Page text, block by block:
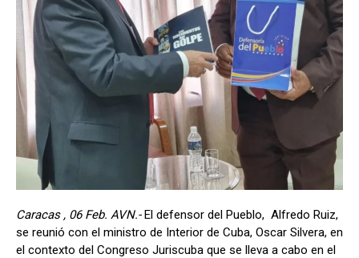
Caracas , 06 Feb. AVN.-El defensor del Pueblo, Alfredo Ruiz,
se reunió con el ministro de Interior de Cuba, Oscar Silvera, en
el contexto del Congreso Juriscuba que se lleva a cabo en el